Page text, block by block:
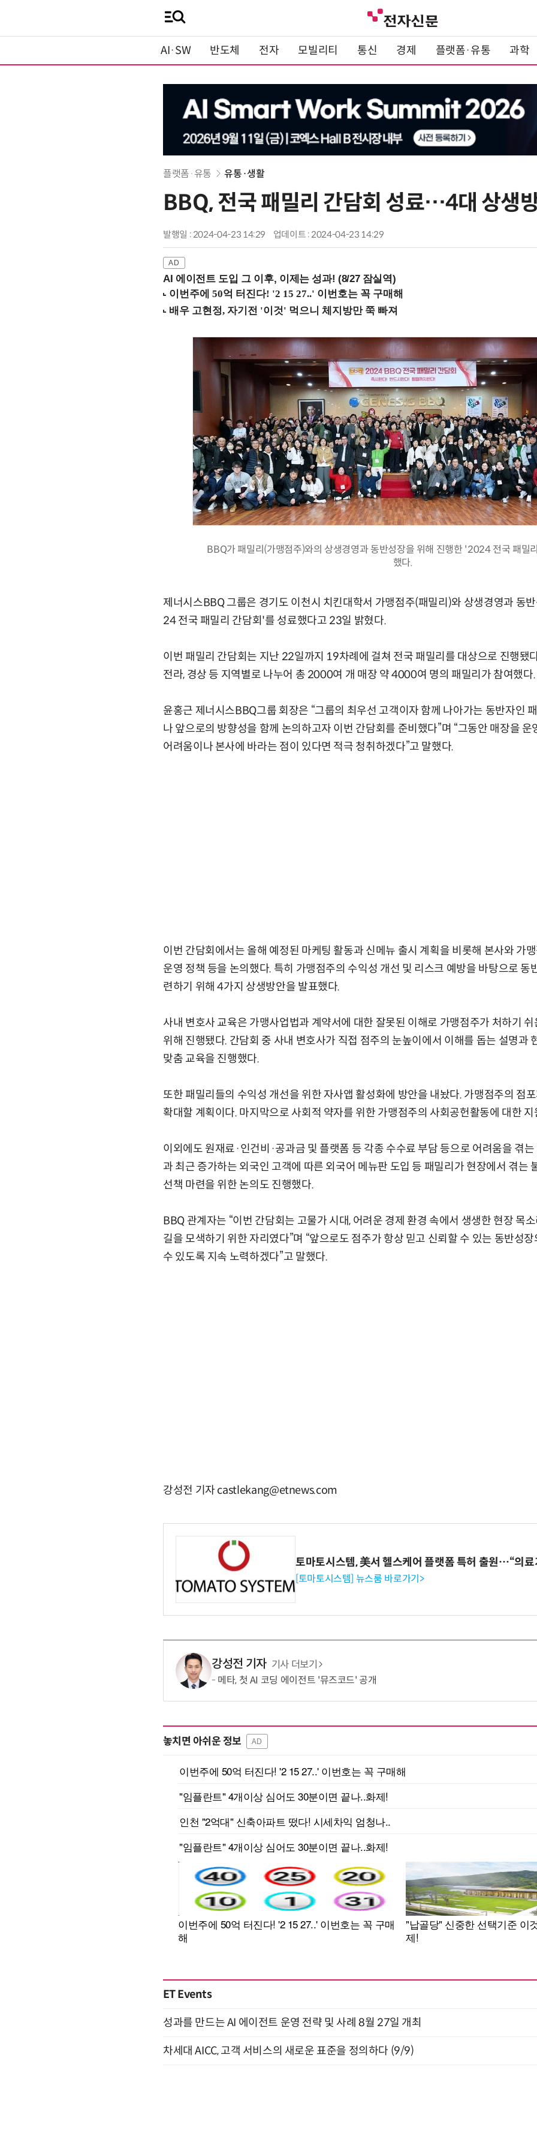
AI·SW 반도체 전자 모빌리티 통신 경제 플랫폼·유통 과학
플랫폼·유통 유통·생활
BBQ, 전국 패밀리 간담회 성료…4대 상생
발행일 : 2024-04-23 14:29 업데이트 : 2024-04-23 14:29
AI 에이전트 도입 그 이후, 이제는 성과! (8/27 잠실역)
BBQ가 패밀리(가맹점주)와의 상생경영과 동반성장을 위해 진행한 '2024 전국 패밀
했다.
제너시스BBQ 그룹은 경기도 이천시 치킨대학서 가맹점주(패밀리)와 상생경영과 동
24 전국 패밀리 간담회'를 성료했다고 23일 밝혔다.
이번 패밀리 간담회는 지난 22일까지 19차례에 걸쳐 전국 패밀리를 대상으로 진행됐
전라, 경상 등 지역별로 나누어 총 2000여 개 매장 약 4000여 명의 패밀리가 참여했다.
윤홍근 제너시스BBQ그룹 회장은 “그룹의 최우선 고객이자 함께 나아가는 동반자인
나 앞으로의 방향성을 함께 논의하고자 이번 간담회를 준비했다”며 “그동안 매장을 운
어려움이나 본사에 바라는 점이 있다면 적극 청취하겠다”고 말했다.
이번 간담회에서는 올해 예정된 마케팅 활동과 신메뉴 출시 계획을 비롯해 본사와 가
운영 정책 등을 논의했다. 특히 가맹점주의 수익성 개선 및 리스크 예방을 바탕으로 동
련하기 위해 4가지 상생방안을 발표했다.
사내 변호사 교육은 가맹사업법과 계약서에 대한 잘못된 이해로 가맹점주가 처하기 쉬
위해 진행됐다. 간담회 중 사내 변호사가 직접 점주의 눈높이에서 이해를 돕는 설명과
맞춤 교육을 진행했다.
또한 패밀리들의 수익성 개선을 위한 자사앱 활성화에 방안을 내놨다. 가맹점주의 점
확대할 계획이다. 마지막으로 사회적 약자를 위한 가맹점주의 사회공헌활동에 대한
이외에도 원재료·인건비·공과금 및 플랫폼 등 각종 수수료 부담 등으로 어려움을 겪
과 최근 증가하는 외국인 고객에 따른 외국어 메뉴판 도입 등 패밀리가 현장에서 겪는
선책 마련을 위한 논의도 진행했다.
BBQ 관계자는 “이번 간담회는 고물가 시대, 어려운 경제 환경 속에서 생생한 현장 목
길을 모색하기 위한 자리였다”며 “앞으로도 점주가 항상 믿고 신뢰할 수 있는 동반성
수 있도록 지속 노력하겠다”고 말했다.
강성전 기자 castlekang@etnews.com
토마토시스템, 美서 헬스케어 플랫폼 특허 출원…“의
[토마토시스템] 뉴스룸 바로가기>
강성전 기자 기사 더보기
메타, 첫 AI 코딩 에이전트 '뮤즈코드' 공개
놓치면 아쉬운 정보 AD
ET Events
성과를 만드는 AI 에이전트 운영 전략 및 사례 8월 27일 개최
차세대 AICC, 고객 서비스의 새로운 표준을 정의하다 (9/9)